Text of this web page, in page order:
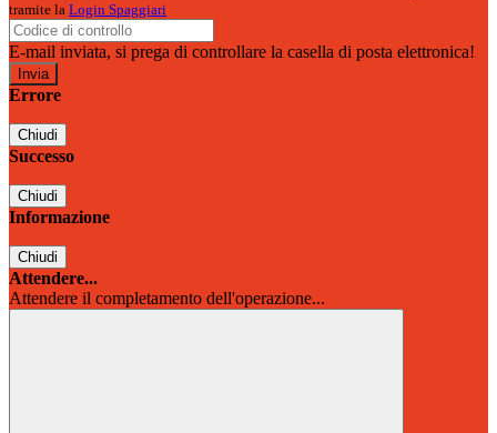
tramite la Login Spaggiari
E-mail inviata, si prega di controllare la casella di posta elettronica!
Errore
Chiudi
Successo
Chiudi
Informazione
Chiudi
Attendere...
Attendere il completamento dell'operazione...